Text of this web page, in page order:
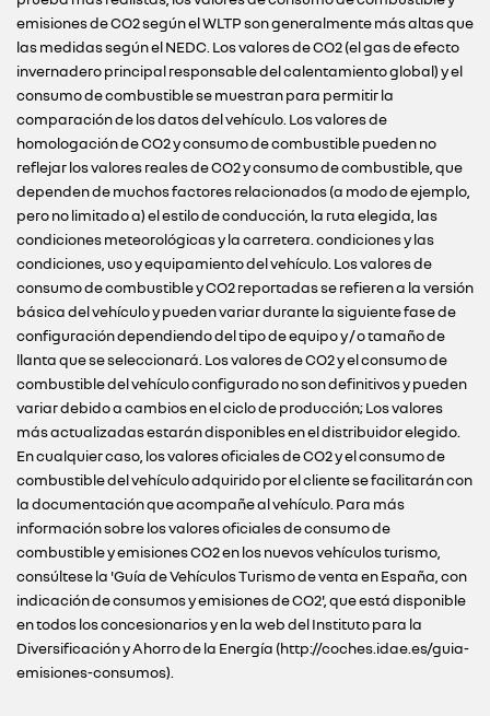
emisiones de CO2 según el WLTP son generalmente más altas que
las medidas según el NEDC. Los valores de CO2 (el gas de efecto
invernadero principal responsable del calentamiento global) y el
consumo de combustible se muestran para permitir la
comparación de los datos del vehículo. Los valores de
homologación de CO2 y consumo de combustible pueden no
reflejar los valores reales de CO2 y consumo de combustible, que
dependen de muchos factores relacionados (a modo de ejemplo,
pero no limitado a) el estilo de conducción, la ruta elegida, las
condiciones meteorológicas y la carretera. condiciones y las
condiciones, uso y equipamiento del vehículo. Los valores de
consumo de combustible y CO2 reportadas se refieren a la versión
básica del vehículo y pueden variar durante la siguiente fase de
configuración dependiendo del tipo de equipo y / o tamaño de
llanta que se seleccionará. Los valores de CO2 y el consumo de
combustible del vehículo configurado no son definitivos y pueden
variar debido a cambios en el ciclo de producción; Los valores
más actualizadas estarán disponibles en el distribuidor elegido.
En cualquier caso, los valores oficiales de CO2 y el consumo de
combustible del vehículo adquirido por el cliente se facilitarán con
la documentación que acompañe al vehículo. Para más
información sobre los valores oficiales de consumo de
combustible y emisiones CO2 en los nuevos vehículos turismo,
consúltese la 'Guía de Vehículos Turismo de venta en España, con
indicación de consumos y emisiones de CO2', que está disponible
en todos los concesionarios y en la web del Instituto para la
Diversificación y Ahorro de la Energía (http://coches.idae.es/guia-
emisiones-consumos).